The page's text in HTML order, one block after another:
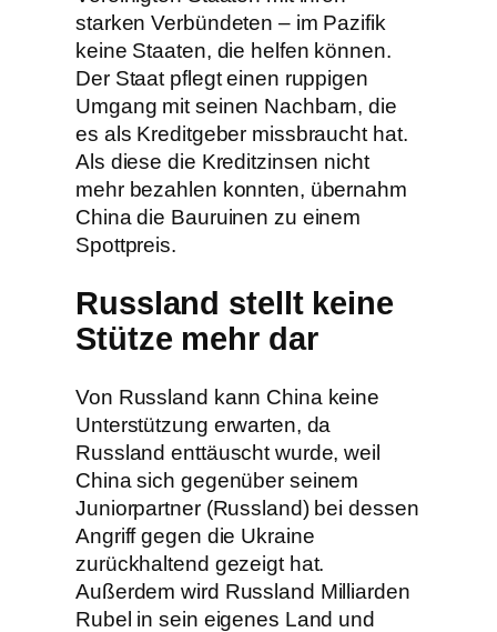
starken Verbündeten – im Pazifik
keine Staaten, die helfen können.
Der Staat pflegt einen ruppigen
Umgang mit seinen Nachbarn, die
es als Kreditgeber missbraucht hat.
Als diese die Kreditzinsen nicht
mehr bezahlen konnten, übernahm
China die Bauruinen zu einem
Spottpreis.
Russland stellt keine
Stütze mehr dar
Von Russland kann China keine
Unterstützung erwarten, da
Russland enttäuscht wurde, weil
China sich gegenüber seinem
Juniorpartner (Russland) bei dessen
Angriff gegen die Ukraine
zurückhaltend gezeigt hat.
Außerdem wird Russland Milliarden
Rubel in sein eigenes Land und